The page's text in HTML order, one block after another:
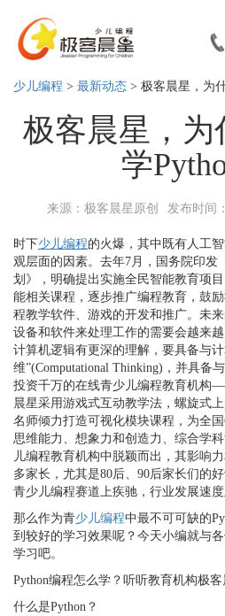
少儿编程 > 最新动态 > 极客晨星，为
极客晨星，为
学
来源：极客晨星原创 发布时间
时下少儿编程的火爆，其中既有人工
观层面的因素。去年7月，国务院印发
划》，明确提出实施全民智能教育项
能相关课程，逐步推广编程教育，鼓
程教学软件、游戏的开发和推广。未
设备和软件来处理工作的需要会越来
计算机逻辑有更深的理解，要具备与
维”(Computational Thinking)，并具备
投资千万的在线青少儿编程教育机构
晨星采用游戏式互动教学法，螺旋式
名师倾力打造可视化模块课程，为全
思维能力、想象力和创造力、综合学
儿编程教育机构中脱颖而出，其影响
多家长，尤其是80后、90后家长们的
青少儿编程赛道上疾驰，行业发展速
那么作为青少儿编程中最不可可缺的
到较好的学习效果呢？今天小编就与
学习吧。
Python编程怎么学？听听教育机构极
什么是Python？